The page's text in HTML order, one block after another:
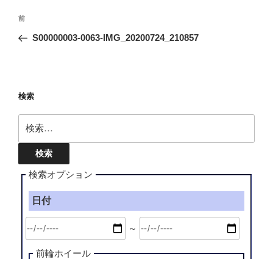
投
ナ
ー
シ
ョ
ン
前
の
前
S00000003-0063-IMG_20200724_210857
検索
索:
検索オプション
日付
～
前輪ホイール